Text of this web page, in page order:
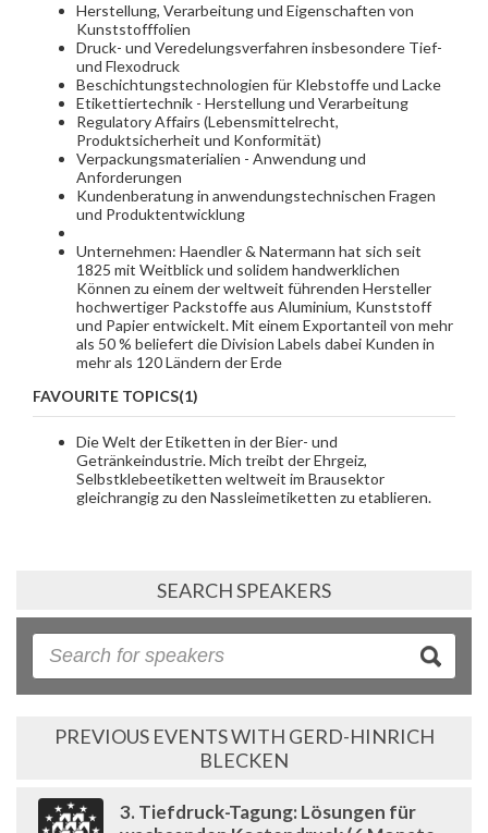
Herstellung, Verarbeitung und Eigenschaften von
Kunststofffolien
Druck- und Veredelungsverfahren insbesondere Tief-
und Flexodruck
Beschichtungstechnologien für Klebstoffe und Lacke
Etikettiertechnik - Herstellung und Verarbeitung
Regulatory Affairs (Lebensmittelrecht,
Produktsicherheit und Konformität)
Verpackungsmaterialien - Anwendung und
Anforderungen
Kundenberatung in anwendungstechnischen Fragen
und Produktentwicklung
Unternehmen: Haendler & Natermann hat sich seit
1825 mit Weitblick und solidem handwerklichen
Können zu einem der weltweit führenden Hersteller
hochwertiger Packstoffe aus Aluminium, Kunststoff
und Papier entwickelt. Mit einem Exportanteil von mehr
als 50 % beliefert die Division Labels dabei Kunden in
mehr als 120 Ländern der Erde
FAVOURITE TOPICS(1)
Die Welt der Etiketten in der Bier- und
Getränkeindustrie. Mich treibt der Ehrgeiz,
Selbstklebeetiketten weltweit im Brausektor
gleichrangig zu den Nassleimetiketten zu etablieren.
SEARCH SPEAKERS
PREVIOUS EVENTS WITH GERD-HINRICH
BLECKEN
3. Tiefdruck-Tagung: Lösungen für